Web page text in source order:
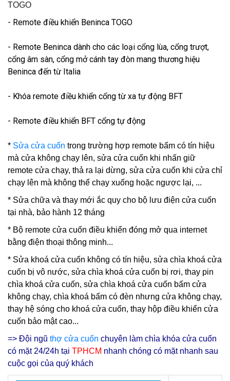
TOGO
- Remote điều khiển Beninca TOGO
- Remote Beninca dành cho các loại cổng lùa, cổng trượt,
cổng âm sàn, cổng mở cánh tay đòn mang thương hiệu
Beninca đến từ Italia
- Khóa remote điều khiển cổng từ xa tự động BFT
- Remote điều khiển BFT cổng tự động
* Sửa cửa cuốn trong trường hợp remote bấm có tín hiệu
mà cửa không chạy lên, sửa cửa cuốn khi nhấn giữ
remote cửa chạy, thả ra lại dừng, sửa cửa cuốn khi cửa chỉ
chạy lên mà không thể chạy xuống hoặc ngược lại, ...
* Sửa chữa và thay mới ắc quy cho bộ lưu điện cửa cuốn
tại nhà, bảo hành 12 tháng
* Bộ remote cửa cuốn điều khiển đóng mở qua internet
bằng điện thoại thông minh...
* Sửa khoá cửa cuốn không có tín hiệu, sửa chìa khoá cửa
cuốn bị vô nước, sửa chìa khoá cửa cuốn bị rơi, thay pin
chìa khoá cửa cuốn, sửa chìa khoá cửa cuốn bấm cửa
không chạy, chìa khoá bấm có đèn nhưng cửa không chạy,
thay hệ sóng cho khoá cửa cuốn, thay hộp điều khiển cửa
cuốn bảo mật cao...
=> Đội ngũ thợ cửa cuốn chuyên làm chìa khóa cửa cuốn
có mặt 24/24h tại TPHCM nhanh chóng có mặt nhanh sau
cuộc gọi của quý khách